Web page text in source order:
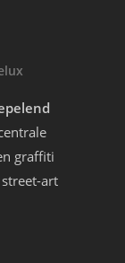
graffiti
art